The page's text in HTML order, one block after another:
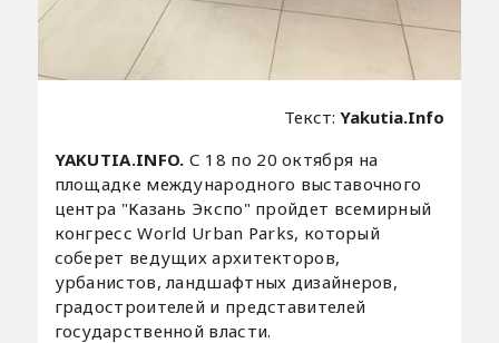
Текст:Yakutia.Info
YAKUTIA.INFO. С 18 по 20 октября на
площадке международного выставочного
центра "Казань Экспо" пройдет всемирный
конгресс World Urban Parks, который
соберет ведущих архитекторов,
урбанистов, ландшафтных дизайнеров,
градостроителей и представителей
государственной власти.